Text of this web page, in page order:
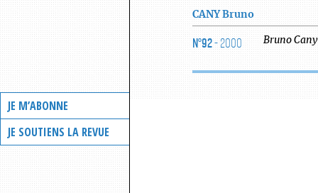
JE M’ABONNE
JE SOUTIENS LA REVUE
CANY Bruno
N°92- 2000 Bruno Cany